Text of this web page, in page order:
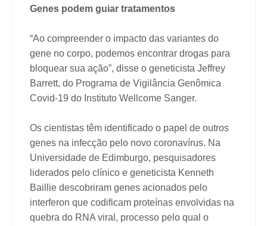
Genes podem guiar tratamentos
“Ao compreender o impacto das variantes do
gene no corpo, podemos encontrar drogas para
bloquear sua ação”, disse o geneticista Jeffrey
Barrett, do Programa de Vigilância Genômica
Covid-19 do Instituto Wellcome Sanger.
Os cientistas têm identificado o papel de outros
genes na infecção pelo novo coronavírus. Na
Universidade de Edimburgo, pesquisadores
liderados pelo clínico e geneticista Kenneth
Baillie descobriram genes acionados pelo
interferon que codificam proteínas envolvidas na
quebra do RNA viral, processo pelo qual o